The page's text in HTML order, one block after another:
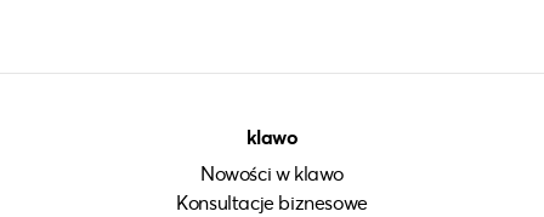
klawo
Nowości w klawo
Konsultacje biznesowe